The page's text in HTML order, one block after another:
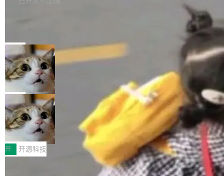
库之一。你的操作系统、浏览器、无数的基础设
施软件，很可能都在用它。而过去十年，维护它
的人一直在用业余...
gi?id=2019042">Bug&nbsp;2019042</a>）</l
i> <li>现在，助手可以直接使用 Exa 的网络搜索
结果回答问题，而无需将问题转交给搜索引擎。
（<a href="https://bugzilla.mozilla.org/show_
bug.cgi?id=204...
的 npm 包。项目的核心论点是：容器不适合 Ag
ent 计算。真正适合的，是 Isolate。 Cloudflare
工程师在这件事上没什么可谦虚的——他们用 W
orkers 跑了十年 Isolate。用 CEO Matthew Pri
nce 的话说：「我们一生都在用 Isolate 运行代
码，而 AI Agent 不需要容器，它们需要的是 Iso
late。」 容器为什么不合适 容器的问题在于启动
和销毁都太重了。一个 Agent 要执行的任务可能
只需要几毫秒的 CPU 时间，但容器从冷启动到
就绪要花数秒。如果未来有十...
局
OpenAI 公开邮件和聊天记录回应苹果
诉讼，称“Apple is getting this wron
g”
上个月，苹果一纸诉状把 OpenAI 告上法庭，指
控其挖角苹果前员工并窃取商业秘密。苹果的诉
状把 OpenAI 描述成一个系统性地从前东家挖
人、套取机密信息的对手。 OpenAI 没发律师
函，也没选择庭外沉默。它在官网贴了一篇博
文，标题只有六个字：Apple is getting this wro
ng。 然后，它把邮件往来和 iMessage 聊天记
录全贴了出来。 他发错人了 苹果外部律师 Gabr
局
HUAWEI MatePad Edge上架WorkBu
ddy鸿蒙PC版，说话就能干活的AI办公
搭子
全能AI工作台WorkBuddy鸿蒙PC版上架HUAWE
I MatePad Edge应用市场，直接下载即可使
用，与鸿蒙电脑上的体验一致。值得一提的是，
这是目前市面上唯一支持平板接入WorkBuddy P
开 开源科技
FFmpeg 9.0 发布：代号“Lei”，以此纪